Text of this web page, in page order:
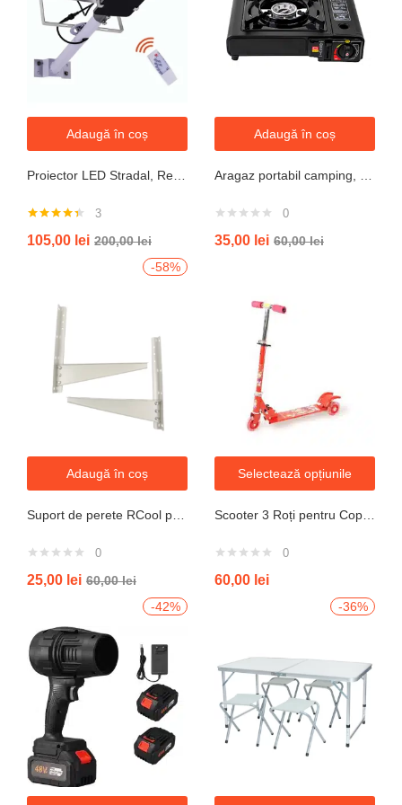
Adaugă în coș
Proiector LED Stradal, Rezistent La Apa IP67, Cu Panou Solar, 100W, 220LED, Cu Telecomanda
4.33din 5
3
105,00 lei 200,00lei
Adaugă în coș
Aragaz portabil camping, aprindere automata, negru
0
35,00 lei 60,00lei
-58%
Adaugă în coș
Suport de perete RCool pentru aparate de climatizare split 120KG
0
25,00 lei 60,00lei
Selectează opțiunile
Scooter 3 Roți pentru Copii – Design Pliabil din Oțel, Mecanism de Direcție Sigur, Potrivit pentru Vârsta 3+ Ani, Culoare Albastră
0
60,00 lei
-42% -36%